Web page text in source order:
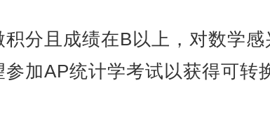
积分且成绩在B以上，对数学
加AP统计学考试以获得可转